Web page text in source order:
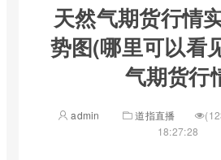
天然气期货行情
势图(哪里可以看
气期货行
admin 道指直播
18:27:28